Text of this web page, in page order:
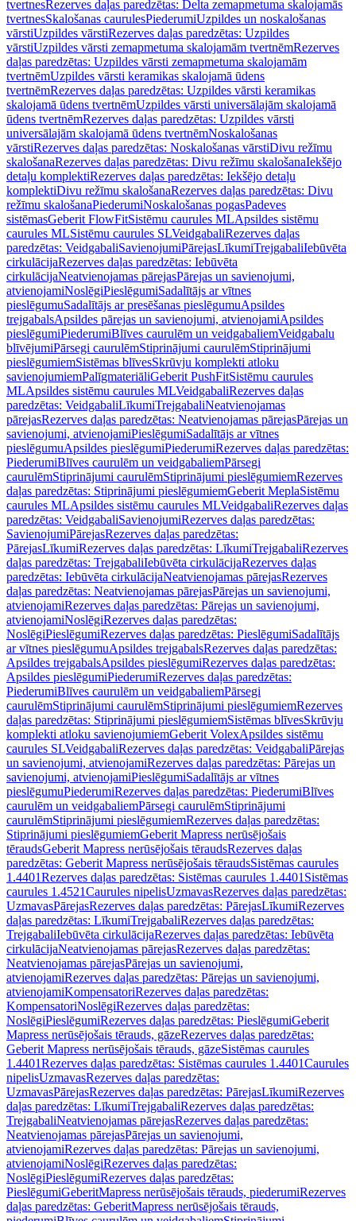
tvertnesRezerves daļas paredzētas: Delta zemapmetuma skalojamās
tvertnesSkalošanas caurulesPiederumiUzpildes un noskalošanas
vārstiUzpildes vārstiRezerves daļas paredzētas: Uzpildes
vārstiUzpildes vārsti zemapmetuma skalojamām tvertnēmRezerves
daļas paredzētas: Uzpildes vārsti zemapmetuma skalojamām
tvertnēmUzpildes vārsti keramikas skalojamā ūdens
tvertnēmRezerves daļas paredzētas: Uzpildes vārsti keramikas
skalojamā ūdens tvertnēmUzpildes vārsti universālajām skalojamā
ūdens tvertnēmRezerves daļas paredzētas: Uzpildes vārsti
universālajām skalojamā ūdens tvertnēmNoskalošanas
vārstiRezerves daļas paredzētas: Noskalošanas vārstiDivu režīmu
skalošanaRezerves daļas paredzētas: Divu režīmu skalošanaIekšējo
detaļu komplektiRezerves daļas paredzētas: Iekšējo detaļu
komplektiDivu režīmu skalošanaRezerves daļas paredzētas: Divu
režīmu skalošanaPiederumiNoskalošanas pogasPadeves
sistēmasGeberit FlowFitSistēmu caurules MLApsildes sistēmu
caurules MLSistēmu caurules SLVeidgabaliRezerves daļas
paredzētas: VeidgabaliSavienojumiPārejasLīkumiTrejgabaliIebūvēta
cirkulācijaRezerves daļas paredzētas: Iebūvēta
cirkulācijaNeatvienojamas pārejasPārejas un savienojumi,
atvienojamiNoslēgiPieslēgumiSadalītājs ar vītnes
pieslēgumuSadalītājs ar presēšanas pieslēgumuApsildes
trejgabalsApsildes pārejas un savienojumi, atvienojamiApsildes
pieslēgumiPiederumiBlīves caurulēm un veidgabaliemVeidgabalu
blīvējumiPārsegi caurulēmStiprinājumi caurulēmStiprinājumi
pieslēgumiemSistēmas blīvesSkrūvju komplekti atloku
savienojumiemPalīgmateriāliGeberit PushFitSistēmu caurules
MLApsildes sistēmu caurules MLVeidgabaliRezerves daļas
paredzētas: VeidgabaliLīkumiTrejgabaliNeatvienojamas
pārejasRezerves daļas paredzētas: Neatvienojamas pārejasPārejas un
savienojumi, atvienojamiPieslēgumiSadalītājs ar vītnes
pieslēgumuApsildes pieslēgumiPiederumiRezerves daļas paredzētas:
PiederumiBlīves caurulēm un veidgabaliemPārsegi
caurulēmStiprinājumi caurulēmStiprinājumi pieslēgumiemRezerves
daļas paredzētas: Stiprinājumi pieslēgumiemGeberit MeplaSistēmu
caurules MLApsildes sistēmu caurules MLVeidgabaliRezerves daļas
paredzētas: VeidgabaliSavienojumiRezerves daļas paredzētas:
SavienojumiPārejasRezerves daļas paredzētas:
PārejasLīkumiRezerves daļas paredzētas: LīkumiTrejgabaliRezerves
daļas paredzētas: TrejgabaliIebūvēta cirkulācijaRezerves daļas
paredzētas: Iebūvēta cirkulācijaNeatvienojamas pārejasRezerves
daļas paredzētas: Neatvienojamas pārejasPārejas un savienojumi,
atvienojamiRezerves daļas paredzētas: Pārejas un savienojumi,
atvienojamiNoslēgiRezerves daļas paredzētas:
NoslēgiPieslēgumiRezerves daļas paredzētas: PieslēgumiSadalītājs
ar vītnes pieslēgumuApsildes trejgabalsRezerves daļas paredzētas:
Apsildes trejgabalsApsildes pieslēgumiRezerves daļas paredzētas:
Apsildes pieslēgumiPiederumiRezerves daļas paredzētas:
PiederumiBlīves caurulēm un veidgabaliemPārsegi
caurulēmStiprinājumi caurulēmStiprinājumi pieslēgumiemRezerves
daļas paredzētas: Stiprinājumi pieslēgumiemSistēmas blīvesSkrūvju
komplekti atloku savienojumiemGeberit VolexApsildes sistēmu
caurules SLVeidgabaliRezerves daļas paredzētas: VeidgabaliPārejas
un savienojumi, atvienojamiRezerves daļas paredzētas: Pārejas un
savienojumi, atvienojamiPieslēgumiSadalītājs ar vītnes
pieslēgumuPiederumiRezerves daļas paredzētas: PiederumiBlīves
caurulēm un veidgabaliemPārsegi caurulēmStiprinājumi
caurulēmStiprinājumi pieslēgumiemRezerves daļas paredzētas:
Stiprinājumi pieslēgumiemGeberit Mapress nerūsējošais
tēraudsGeberit Mapress nerūsējošais tēraudsRezerves daļas
paredzētas: Geberit Mapress nerūsējošais tēraudsSistēmas caurules
1.4401Rezerves daļas paredzētas: Sistēmas caurules 1.4401 Sistēmas
caurules 1.4521Caurules nipelisUzmavasRezerves daļas paredzētas:
UzmavasPārejasRezerves daļas paredzētas: PārejasLīkumiRezerves
daļas paredzētas: LīkumiTrejgabaliRezerves daļas paredzētas:
TrejgabaliIebūvēta cirkulācijaRezerves daļas paredzētas: Iebūvēta
cirkulācijaNeatvienojamas pārejasRezerves daļas paredzētas:
Neatvienojamas pārejasPārejas un savienojumi,
atvienojamiRezerves daļas paredzētas: Pārejas un savienojumi,
atvienojamiKompensatoriRezerves daļas paredzētas:
KompensatoriNoslēgiRezerves daļas paredzētas:
NoslēgiPieslēgumiRezerves daļas paredzētas: PieslēgumiGeberit
Mapress nerūsējošais tērauds, gāzeRezerves daļas paredzētas:
Geberit Mapress nerūsējošais tērauds, gāzeSistēmas caurules
1.4401Rezerves daļas paredzētas: Sistēmas caurules 1.4401Caurules
nipelisUzmavasRezerves daļas paredzētas:
UzmavasPārejasRezerves daļas paredzētas: PārejasLīkumiRezerves
daļas paredzētas: LīkumiTrejgabaliRezerves daļas paredzētas:
TrejgabaliNeatvienojamas pārejasRezerves daļas paredzētas:
Neatvienojamas pārejasPārejas un savienojumi,
atvienojamiRezerves daļas paredzētas: Pārejas un savienojumi,
atvienojamiNoslēgiRezerves daļas paredzētas:
NoslēgiPieslēgumiRezerves daļas paredzētas:
PieslēgumiGeberitMapress nerūsējošais tērauds, piederumiRezerves
daļas paredzētas: GeberitMapress nerūsējošais tērauds,